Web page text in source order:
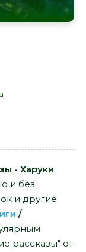
- Харуки
и без
и другие
/
рассказы" от